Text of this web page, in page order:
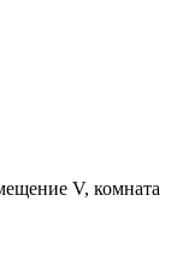
V, комната